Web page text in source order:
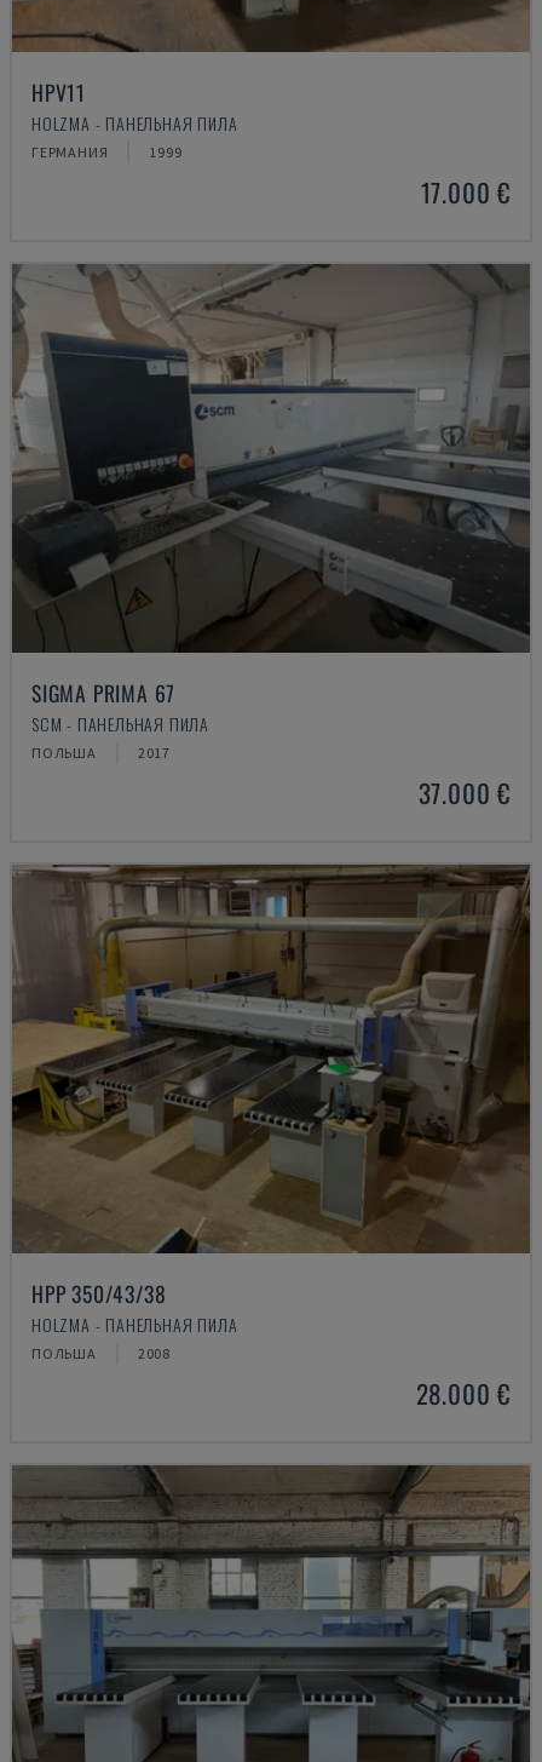
HPV11
HOLZMA - ПАНЕЛЬНАЯ ПИЛА
ГЕРМАНИЯ 1999
17.000 €
SIGMA PRIMA 67
SCM - ПАНЕЛЬНАЯ ПИЛА
ПОЛЬША 2017
37.000 €
HPP 350/43/38
HOLZMA - ПАНЕЛЬНАЯ ПИЛА
ПОЛЬША 2008
28.000 €